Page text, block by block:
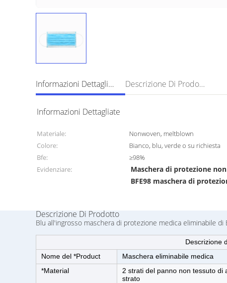
Informazioni Dettagliate Descrizione Di Prodotto
Informazioni Dettagliate
Materiale: Nonwoven, meltblown
Colore:
Bianco, blu, verde o su richiesta
Bfe:
≥98%
Evidenziare:
Maschera di protezione
BFE98 maschera di
Descrizione Di Prodotto
Blu all'ingrosso maschera di protezione medica eliminabile di
Descrizione
Nome del *Product
Maschera eliminabile medica
*Material
2 strati del panno non tessuto di
strato